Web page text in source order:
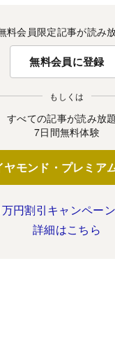
料会員限定記事が読み
無料会員に登録
もしくは
すべての記事が読み放
7日間無料体験
ヤモンド・プレミア
円割引キャンペー
詳細はこちら